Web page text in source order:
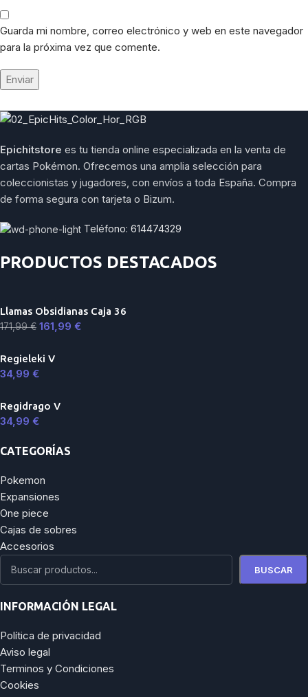
Guarda mi nombre, correo electrónico y web en este navegador
para la próxima vez que comente.
Epichitstore es tu tienda online especializada en la venta de
cartas Pokémon. Ofrecemos una amplia selección para
coleccionistas y jugadores, con envíos a toda España. Compra
de forma segura con tarjeta o Bizum.
Teléfono: 614474329
PRODUCTOS DESTACADOS
Llamas Obsidianas Caja 36
171,99€ 161,99 €
Regieleki V
34,99 €
Regidrago V
34,99 €
CATEGORÍAS
Pokemon
Expansiones
One piece
Cajas de sobres
Accesorios
BUSCAR
INFORMACIÓN LEGAL
Política de privacidad
Aviso legal
Terminos y Condiciones
Cookies